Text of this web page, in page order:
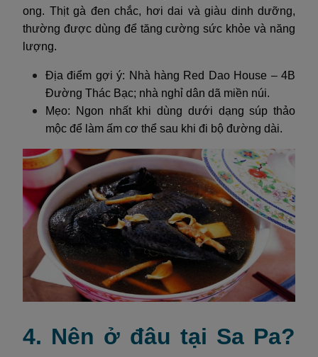
ong. Thịt gà đen chắc, hơi dai và giàu dinh dưỡng,
thường được dùng để tăng cường sức khỏe và năng
lượng.
Địa điểm gợi ý: Nhà hàng Red Dao House – 4B
Đường Thác Bạc; nhà nghỉ dân dã miền núi.
Mẹo: Ngon nhất khi dùng dưới dạng súp thảo
mộc để làm ấm cơ thể sau khi đi bộ đường dài.
4. Nên ở đâu tại Sa Pa?